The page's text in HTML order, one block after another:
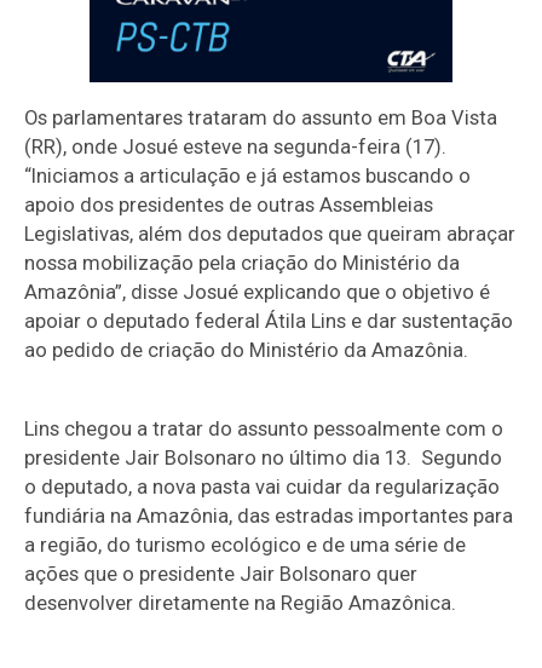
Os parlamentares trataram do assunto em Boa Vista
(RR), onde Josué esteve na segunda-feira (17).
“Iniciamos a articulação e já estamos buscando o
apoio dos presidentes de outras Assembleias
Legislativas, além dos deputados que queiram abraçar
nossa mobilização pela criação do Ministério da
Amazônia”, disse Josué explicando que o objetivo é
apoiar o deputado federal Átila Lins e dar sustentação
ao pedido de criação do Ministério da Amazônia.
Lins chegou a tratar do assunto pessoalmente com o
presidente Jair Bolsonaro no último dia 13. Segundo
o deputado, a nova pasta vai cuidar da regularização
fundiária na Amazônia, das estradas importantes para
a região, do turismo ecológico e de uma série de
ações que o presidente Jair Bolsonaro quer
desenvolver diretamente na Região Amazônica.